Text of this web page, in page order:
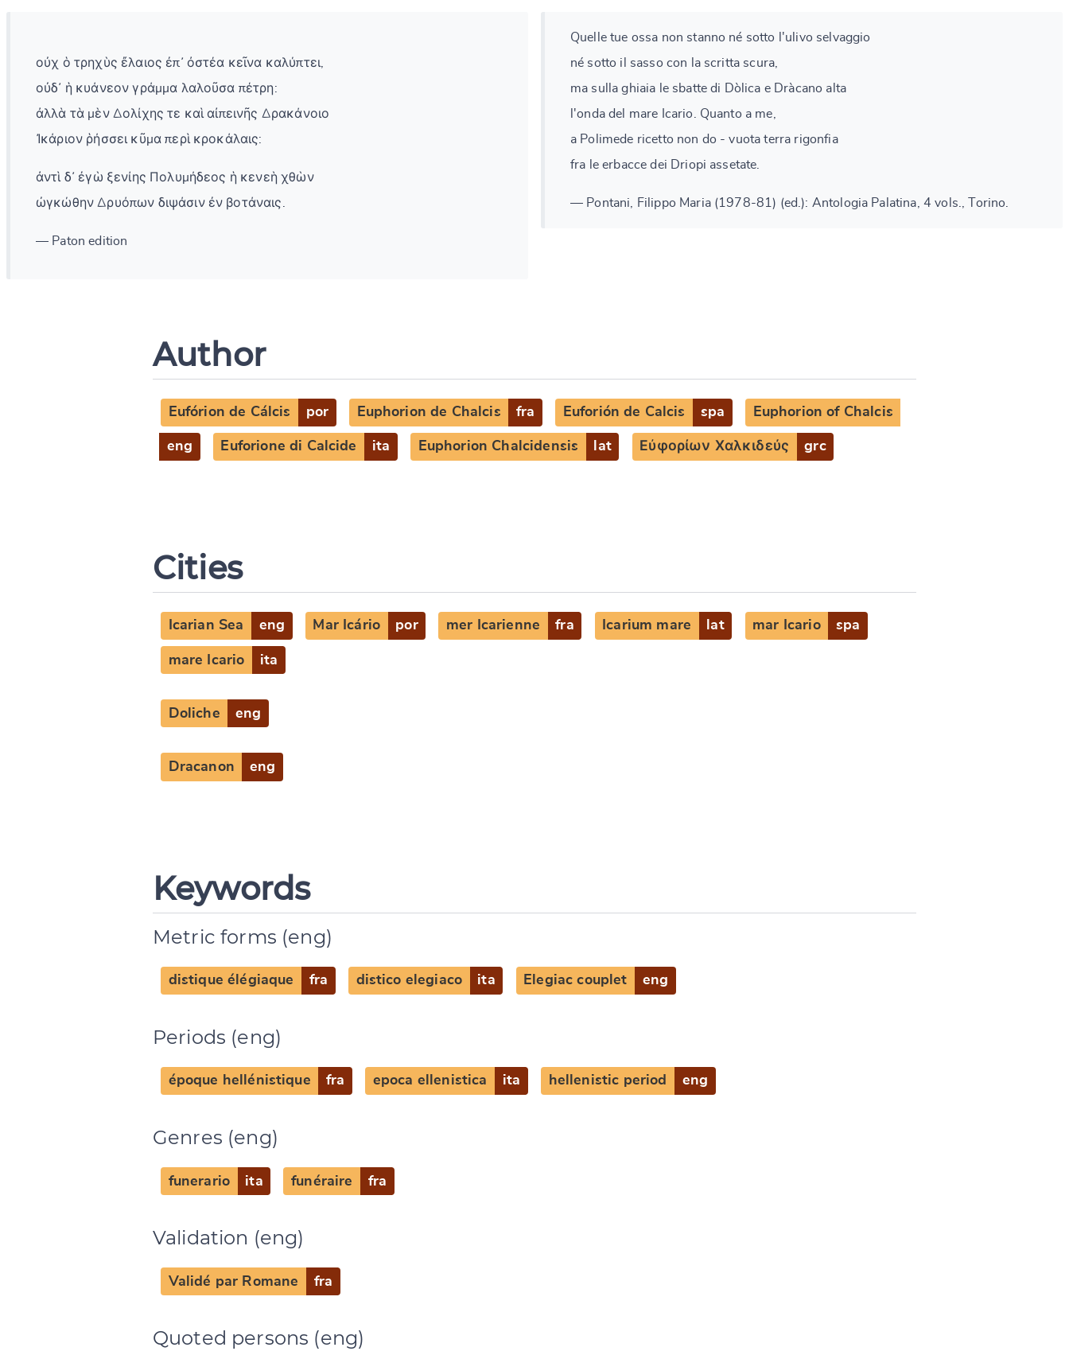
οὐχ ὁ τρηχὺς ἔλαιος ἐπ᾽ ὀστέα κεῖνα καλύπτει,
οὐδ᾽ ἡ κυάνεον γράμμα λαλοῦσα πέτρη:
ἀλλὰ τὰ μὲν Δολίχης τε καὶ αἰπεινῆς Δρακάνοιο
Ἰκάριον ῥήσσει κῦμα περὶ κροκάλαις:
ἀντὶ δ᾽ ἐγὼ ξενίης Πολυμήδεος ἡ κενεὴ χθὼν
ὠγκώθην Δρυόπων διψάσιν ἐν βοτάναις.
— Paton edition
Quelle tue ossa non stanno né sotto l'ulivo selvaggio
né sotto il sasso con la scritta scura,
ma sulla ghiaia le sbatte di Dòlica e Dràcano alta
l'onda del mare Icario. Quanto a me,
a Polimede ricetto non do - vuota terra rigonfia
fra le erbacce dei Driopi assetate.
— Pontani, Filippo Maria (1978-81) (ed.): Antologia Palatina, 4 vols., Torino.
Author
Eufórion de Cálcis por Euphorion de Chalcis fra Euforión de Calcis spa Euphorion of Chalcis
eng Euforione di Calcide ita Euphorion Chalcidensis lat Εὐφορίων Χαλκιδεύς grc
Cities
Icarian Sea eng Mar Icário por mer Icarienne fra Icarium mare lat mar Icario spa
mare Icario ita
Doliche eng
Dracanon eng
Keywords
Metric forms (eng)
distique élégiaque fra distico elegiaco ita Elegiac couplet eng
Periods (eng)
époque hellénistique fra epoca ellenistica ita hellenistic period eng
Genres (eng)
funerario ita funéraire fra
Validation (eng)
Validé par Romane fra
Quoted persons (eng)
Change language
CANCEL